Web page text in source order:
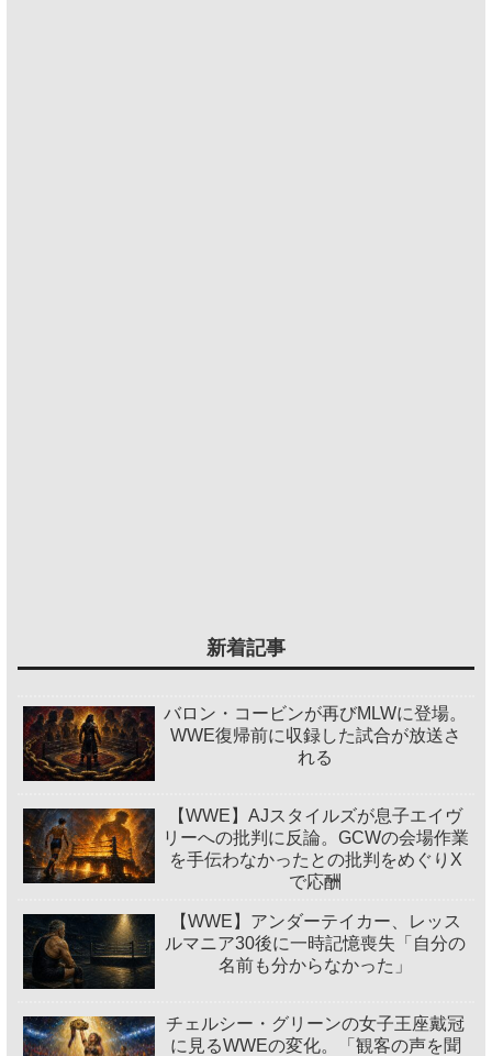
新着記事
バロン・コービンが再びMLWに登場。
WWE復帰前に収録した試合が放送さ
れる
【WWE】AJスタイルズが息子エイヴ
リーへの批判に反論。GCWの会場作業
を手伝わなかったとの批判をめぐりX
で応酬
【WWE】アンダーテイカー、レッス
ルマニア30後に一時記憶喪失「自分の
名前も分からなかった」
チェルシー・グリーンの女子王座戴冠
に見るWWEの変化。「観客の声を聞